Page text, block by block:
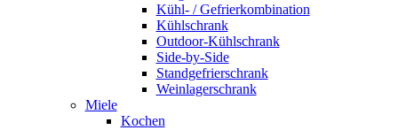
Kühl- / Gefrierkombination
Kühlschrank
Outdoor-Kühlschrank
Side-by-Side
Standgefrierschrank
Weinlagerschrank
Miele
Kochen